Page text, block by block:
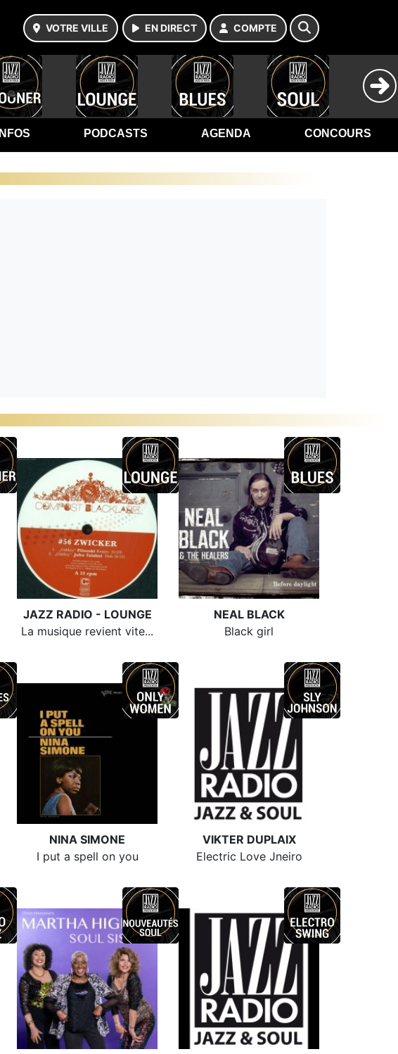
VOTRE VILLE EN DIRECT COMPTE
INFOS PODCASTS AGENDA CONCOURS
JAZZ RADIO - LOUNGE
La musique revient vite...
NEAL BLACK
Black girl
NINA SIMONE
I put a spell on you
VIKTER DUPLAIX
Electric Love Jneiro